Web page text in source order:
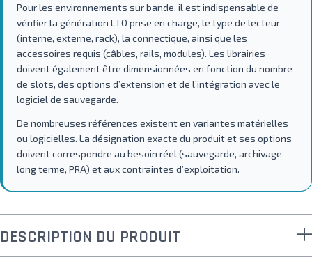
Pour les environnements sur bande, il est indispensable de
vérifier la génération LTO prise en charge, le type de lecteur
(interne, externe, rack), la connectique, ainsi que les
accessoires requis (câbles, rails, modules). Les librairies
doivent également être dimensionnées en fonction du nombre
de slots, des options d’extension et de l’intégration avec le
logiciel de sauvegarde.
De nombreuses références existent en variantes matérielles
ou logicielles. La désignation exacte du produit et ses options
doivent correspondre au besoin réel (sauvegarde, archivage
long terme, PRA) et aux contraintes d’exploitation.
DESCRIPTION DU PRODUIT